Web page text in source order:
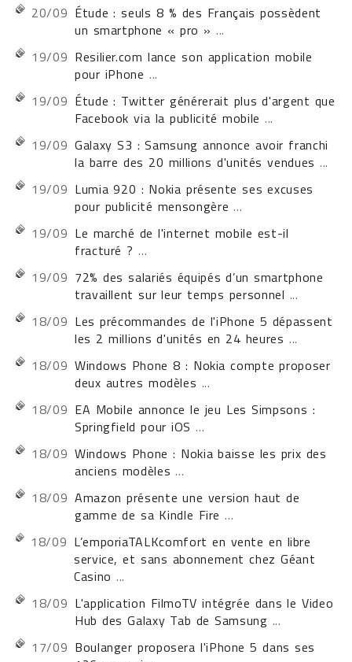
20/09 Étude : seuls 8 % des Français possèdent
un smartphone « pro » ...
19/09 Resilier.com lance son application mobile
pour iPhone ...
19/09 Étude : Twitter générerait plus d'argent que
Facebook via la publicité mobile ...
19/09 Galaxy S3 : Samsung annonce avoir franchi
la barre des 20 millions d'unités vendues ...
19/09 Lumia 920 : Nokia présente ses excuses
pour publicité mensongère ...
19/09 Le marché de l'internet mobile est-il
fracturé ? ...
19/09 72% des salariés équipés d’un smartphone
travaillent sur leur temps personnel ...
18/09 Les précommandes de l'iPhone 5 dépassent
les 2 millions d'unités en 24 heures ...
18/09 Windows Phone 8 : Nokia compte proposer
deux autres modèles ...
18/09 EA Mobile annonce le jeu Les Simpsons :
Springfield pour iOS ...
18/09 Windows Phone : Nokia baisse les prix des
anciens modèles ...
18/09 Amazon présente une version haut de
gamme de sa Kindle Fire ...
18/09 L’emporiaTALKcomfort en vente en libre
service, et sans abonnement chez Géant
Casino ...
18/09 L'application FilmoTV intégrée dans le Video
Hub des Galaxy Tab de Samsung ...
17/09 Boulanger proposera l'iPhone 5 dans ses